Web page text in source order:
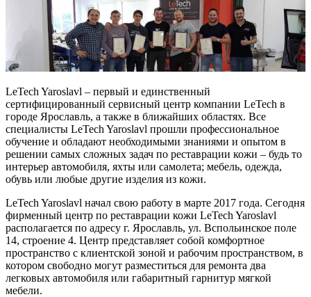
LeTech Yaroslavl – первый и единственный
сертифицированный сервисный центр компании LeTech в
городе Ярославль, а также в ближайших областях. Все
специалисты LeTech Yaroslavl прошли профессиональное
обучение и обладают необходимыми знаниями и опытом в
решении самых сложных задач по реставрации кожи – будь то
интерьер автомобиля, яхты или самолета; мебель, одежда,
обувь или любые другие изделия из кожи.
LeTech Yaroslavl начал свою работу в марте 2017 года. Сегодня
фирменный центр по реставрации кожи LeTech Yaroslavl
располагается по адресу г. Ярославль, ул. Вспольинское поле
14, строение 4. Центр представляет собой комфортное
пространство с клиентской зоной и рабочим пространством, в
котором свободно могут разместиться для ремонта два
легковых автомобиля или габаритный гарнитур мягкой
мебели.